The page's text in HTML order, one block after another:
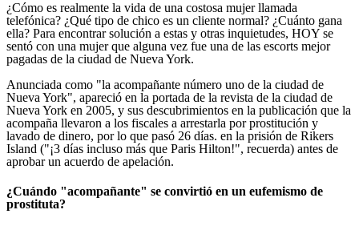
¿Cómo es realmente la vida de una costosa mujer llamada
telefónica? ¿Qué tipo de chico es un cliente normal? ¿Cuánto gana
ella? Para encontrar solución a estas y otras inquietudes, HOY se
sentó con una mujer que alguna vez fue una de las escorts mejor
pagadas de la ciudad de Nueva York.
Anunciada como "la acompañante número uno de la ciudad de
Nueva York", apareció en la portada de la revista de la ciudad de
Nueva York en 2005, y sus descubrimientos en la publicación que la
acompaña llevaron a los fiscales a arrestarla por prostitución y
lavado de dinero, por lo que pasó 26 días. en la prisión de Rikers
Island ("¡3 días incluso más que Paris Hilton!", recuerda) antes de
aprobar un acuerdo de apelación.
¿Cuándo "acompañante" se convirtió en un eufemismo de
prostituta?